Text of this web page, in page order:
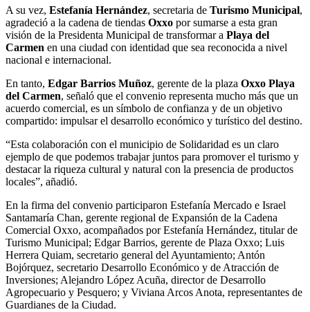
A su vez, Estefanía Hernández, secretaria de Turismo Municipal,
agradeció a la cadena de tiendas Oxxo por sumarse a esta gran
visión de la Presidenta Municipal de transformar a Playa del
Carmen en una ciudad con identidad que sea reconocida a nivel
nacional e internacional.
En tanto, Edgar Barrios Muñoz, gerente de la plaza Oxxo Playa
del Carmen, señaló que el convenio representa mucho más que un
acuerdo comercial, es un símbolo de confianza y de un objetivo
compartido: impulsar el desarrollo económico y turístico del destino.
“Esta colaboración con el municipio de Solidaridad es un claro
ejemplo de que podemos trabajar juntos para promover el turismo y
destacar la riqueza cultural y natural con la presencia de productos
locales”, añadió.
En la firma del convenio participaron Estefanía Mercado e Israel
Santamaría Chan, gerente regional de Expansión de la Cadena
Comercial Oxxo, acompañados por Estefanía Hernández, titular de
Turismo Municipal; Edgar Barrios, gerente de Plaza Oxxo; Luis
Herrera Quiam, secretario general del Ayuntamiento; Antón
Bojórquez, secretario Desarrollo Económico y de Atracción de
Inversiones; Alejandro López Acuña, director de Desarrollo
Agropecuario y Pesquero; y Viviana Arcos Anota, representantes de
Guardianes de la Ciudad.